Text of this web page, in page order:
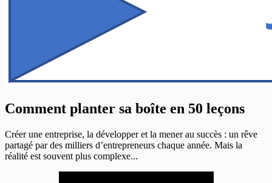
Comment planter sa boîte en 50 leçons
Créer une entreprise, la développer et la mener au succès : un rêve
partagé par des milliers d’entrepreneurs chaque année. Mais la
réalité est souvent plus complexe...